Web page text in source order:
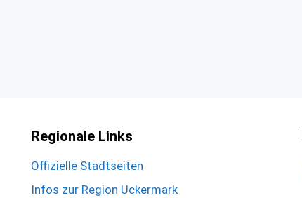
Regionale Links
Offizielle Stadtseiten
Infos zur Region Uckermark